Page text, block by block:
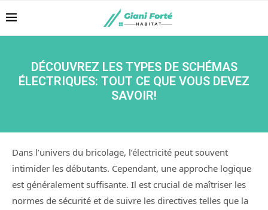
DÉCOUVREZ LES TYPES DE SCHÉMAS
ÉLECTRIQUES: TOUT CE QUE VOUS DEVEZ
SAVOIR!
Dans l’univers du bricolage, l’électricité peut souvent
intimider les débutants. Cependant, une approche logique
est généralement suffisante. Il est crucial de maîtriser les
normes de sécurité et de suivre les directives telles que la